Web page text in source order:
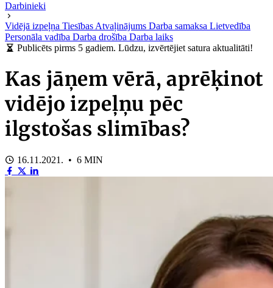
Darbinieki
Vidējā izpeļņa Tiesības Atvaļinājums Darba samaksa Lietvedība
Personāla vadība Darba drošība Darba laiks
Publicēts pirms 5 gadiem. Lūdzu, izvērtējiet satura aktualitāti!
Kas jāņem vērā, aprēķinot
vidējo izpeļņu pēc
ilgstošas slimības?
16.11.2021. • 6 MIN